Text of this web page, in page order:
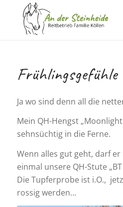
Frühlingsgefühle
Ja wo sind denn all die
Mein QH-Hengst
sehnsüchtig in die Ferne.
Wenn alles gut geht, darf er
einmal unsere QH-Stute
Die Tupferprobe ist i.O.,
rossig werden…